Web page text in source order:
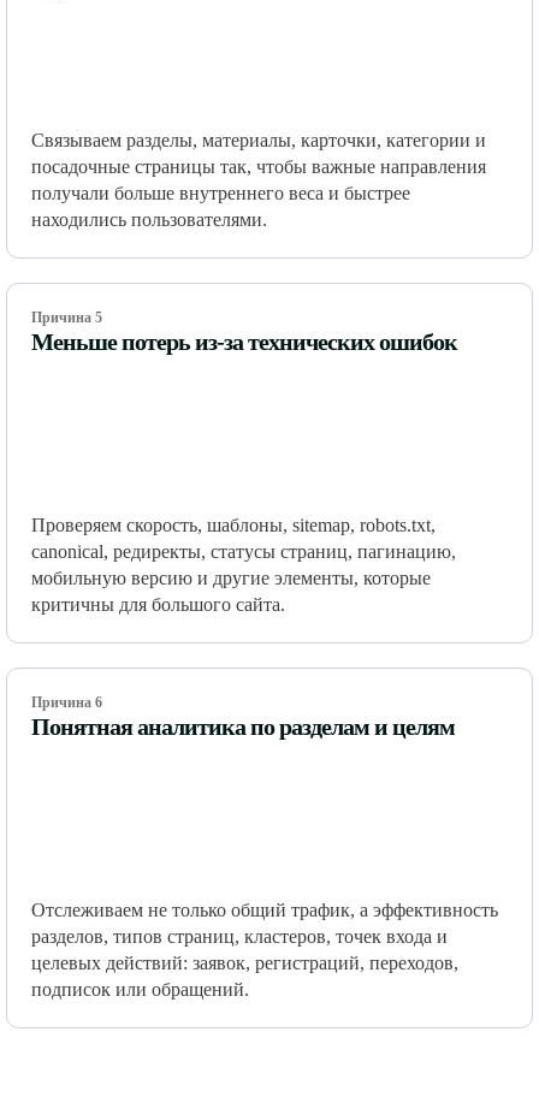
Связываем разделы, материалы, карточки, категории и
посадочные страницы так, чтобы важные направления
получали больше внутреннего веса и быстрее
находились пользователями.
Причина 5
Меньше потерь из-за технических ошибок
Проверяем скорость, шаблоны, sitemap, robots.txt,
canonical, редиректы, статусы страниц, пагинацию,
мобильную версию и другие элементы, которые
критичны для большого сайта.
Причина 6
Понятная аналитика по разделам и целям
Отслеживаем не только общий трафик, а эффективность
разделов, типов страниц, кластеров, точек входа и
целевых действий: заявок, регистраций, переходов,
подписок или обращений.